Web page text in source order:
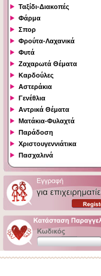
Ταξίδι-Διακοπές
Φάρμα
Σπορ
Φρούτα-Λαχανικά
Φυτά
Ζαχαρωτά Θέματα
Καρδούλες
Αστεράκια
Γενέθλια
Αντρικά Θέματα
Ματάκια-Φυλαχτά
Παράδοση
Χριστουγεννιάτικα
Πασχαλινά